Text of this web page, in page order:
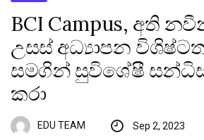
BCI Campus, අති
උසස් අධ්‍යාපන
සමගින් සුවිශේෂී
කරා
EDU TEAM Sep 2, 2023